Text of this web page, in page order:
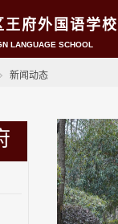
王府外国语学校
LANGUAGE SCHOOL
新闻动态